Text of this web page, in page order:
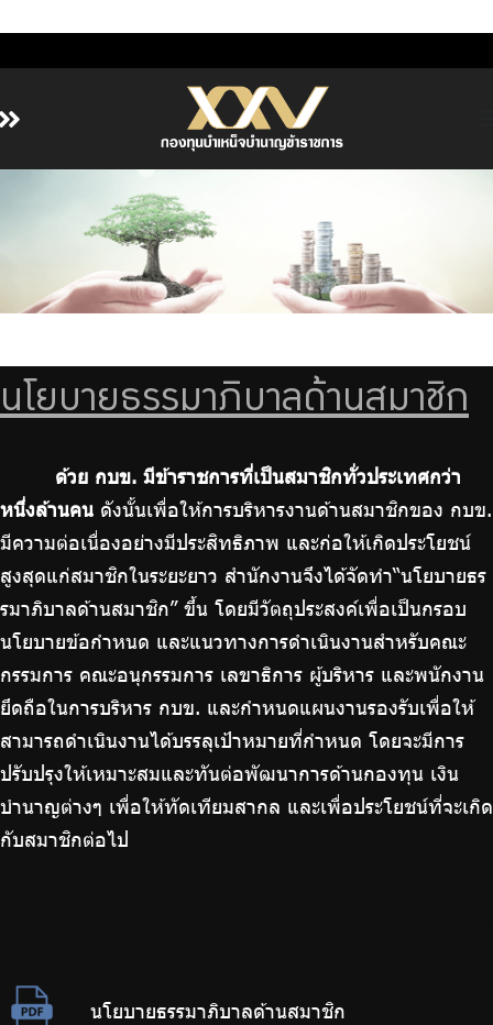
เกี่ยวกับ กบข.
รายงานผลการดำเนินงาน
จัดซื้อจัดจ้าง
บริการเจ้าหน้าที่ส่วนราชการ
ร่วมงานกับเรา
ติดต่อเรา
ไทย | Eng
นโยบายธรรมาภิบาลด้านสมาชิก
ด้วย กบข. มีข้าราชการที่เป็นสมาชิกทั่วประเทศกว่า
หนึ่งล้านคน ดังนั้นเพื่อให้การบริหารงานด้านสมาชิกของ กบข.
มีความต่อเนื่องอย่างมีประสิทธิภาพ และก่อให้เกิดประโยชน์
สูงสุดแก่สมาชิกในระยะยาว สำนักงานจึงได้จัดทำ“นโยบายธร
รมาภิบาลด้านสมาชิก” ขึ้น โดยมีวัตถุประสงค์เพื่อเป็นกรอบ
นโยบายข้อกำหนด และแนวทางการดำเนินงานสำหรับคณะ
กรรมการ คณะอนุกรรมการ เลขาธิการ ผู้บริหาร และพนักงาน
ยึดถือในการบริหาร กบข. และกำหนดแผนงานรองรับเพื่อให้
สามารถดำเนินงานได้บรรลุเป้าหมายที่กำหนด โดยจะมีการ
ปรับปรุงให้เหมาะสมและทันต่อพัฒนาการด้านกองทุน เงิน
บำนาญต่างๆ เพื่อให้ทัดเทียมสากล และเพื่อประโยชน์ที่จะเกิด
กับสมาชิกต่อไป
นโยบายธรรมาภิบาลด้านสมาชิก